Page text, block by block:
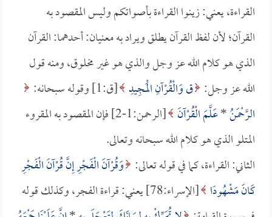
القراءة، يعني: زينوا القراءة بأصواتكم وليس المقصود به
القرآن؛ لأن لفظ القرآن يطلق ويراد به معنيان: أحدهما: القرآن
الذي هو كلام الله عز وجل والذي هو غير مخلوق، ومنه قول
الله عز وجل: ق وَالْقُرْآنِ الْمَجِيدِ [ق:1] وقوله سبحانه:
الرَّحْمَنُ*عَلَّمَ الْقُرْآنَ
[الرحمن:1-2] فإن المقصود به المقروء
المتلو الذي هو كلام الله سبحانه وتعالى.
الثاني: القراءة، كما في قوله تعالى: وَقُرْآنَ الْفَجْرِ إِنَّ قُرْآنَ الْفَجْرِ
كَانَ مَشْهُودًا
[الإسراء:78] يعني: قراءة الفجر، وكذلك قوله